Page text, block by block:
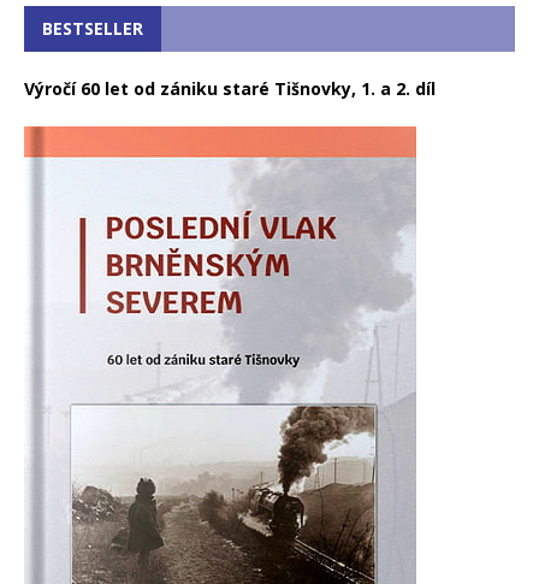
BESTSELLER
Výročí 60 let od zániku staré Tišnovky, 1. a 2. díl